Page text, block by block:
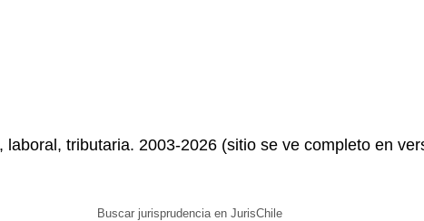
tributaria. 2003-2026 (sitio se ve completo en
Buscar jurisprudencia en JurisChile